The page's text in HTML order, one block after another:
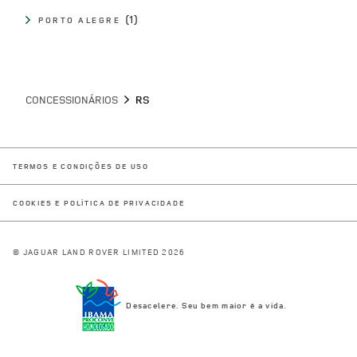
PORTO ALEGRE
CONCESSIONÁRIOS RS
TERMOS E CONDIÇÕES DE USO
COOKIES E POLÍTICA DE PRIVACIDADE
© JAGUAR LAND ROVER LIMITED 2026
Desacelere. Seu bem maior é a vida.